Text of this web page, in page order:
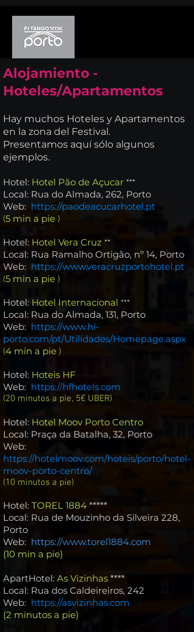
Alojamiento -
Hoteles/Apartamentos
Hay muchos Hoteles y Apartamentos
en la zona del Festival.
Presentamos aquí sólo algunos
ejemplos.
Hotel: Hotel Pão de Açucar ***
Local: Rua do Almada, 262, Porto
Web: https://paodeacucarhotel.pt
(5 min a pie )
Hotel: Hotel Vera Cruz **
Local: Rua Ramalho Ortigão, nº 14, Porto
Web: https://www.veracruzportohotel.pt
(5 min a pie )
Hotel: Hotel Internacional ***
Local: Rua do Almada, 131, Porto
Web: https://www.hi-
porto.com/pt/Utilidades/Homepage.aspx
(4 min a pie )
Hotel: Hoteis HF
Web: https://hfhotels.com
(20 minutos a pie, 5€ UBER)
Hotel: Hotel Moov Porto Centro
Local: Praça da Batalha, 32, Porto
Web:
https://hotelmoov.com/hoteis/porto/hotel-
moov-porto-centro/
(10 minutos a pie)
Hotel: TOREL 1884 *****
Local: Rua de Mouzinho da Silveira 228,
Porto
Web: https://www.torel1884.com
(10 min a pie)
ApartHotel: As Vizinhas ****
Local: Rua dos Caldeireiros, 242
Web: https://asvizinhas.com
(2 minutos a pie)